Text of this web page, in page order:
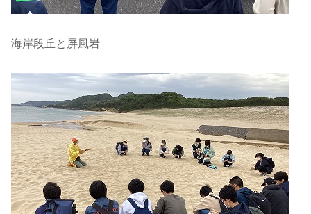
海岸段丘と屏風岩